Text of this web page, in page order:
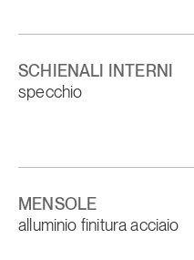
SCHIENALI INTERNI
specchio
MENSOLE
alluminio finitura acciaio